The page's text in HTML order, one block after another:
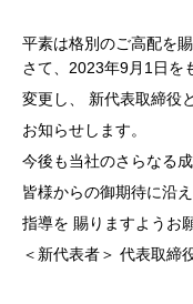
平素は格別のご高配を
さて、2023年9月1日を
変更し、 新代表取締役
お知らせします。
今後も当社のさらなる
皆様からの御期待に沿
指導を 賜りますようお
＜新代表者＞ 代表取締